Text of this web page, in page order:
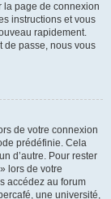
la page de connexion
instructions et vous
rapidement.
de passe, nous vous
de votre connexion
prédéfinie. Cela
d’autre. Pour rester
lors de votre
accédez au forum
une université,